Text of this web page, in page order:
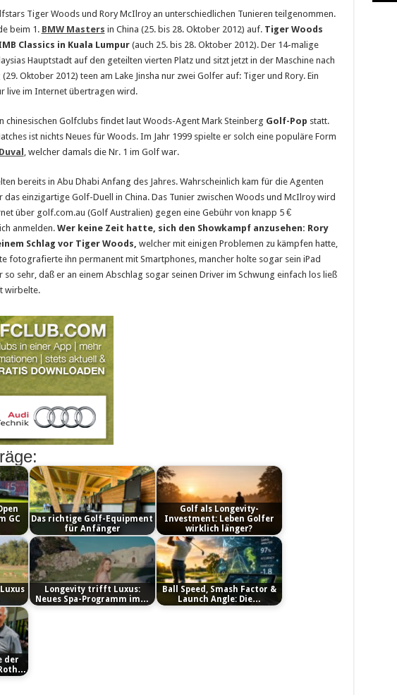
Tiger Woods und Rory McIlroy an unterschiedlichen Tunieren teilgenommen.
beim 1. BMW Masters in China (25. bis 28. Oktober 2012) auf. Tiger Woods
Classics in Kuala Lumpur(auch 25. bis 28. Oktober 2012). Der 14-malige
Hauptstadt auf den geteilten vierten Platz und sitzt jetzt in der Maschine nach
Oktober 2012) teen am Lake Jinsha nur zwei Golfer auf: Tiger und Rory. Ein
live im Internet übertragen wird.
chinesischen Golfclubs findet laut Woods-Agent Mark Steinberg Golf-Pop statt.
ist nichts Neues für Woods. Im Jahr 1999 spielte er solch eine populäre Form
, welcher damals die Nr. 1 im Golf war.
bereits in Abu Dhabi Anfang des Jahres. Wahrscheinlich kam für die Agenten
einzigartige Golf-Duell in China. Das Tunier zwischen Woods und McIlroy wird
über golf.com.au (Golf Australien) gegen eine Gebühr von knapp 5 €
anmelden.Wer keine Zeit hatte, sich den Showkampf anzusehen: Rory
Schlag vor Tiger Woods, welcher mit einigen Problemen zu kämpfen hatte,
fotografierte ihn permanent mit Smartphones, mancher holte sogar sein iPad
so sehr, daß er an einem Abschlag sogar seinen Driver im Schwung einfach los ließ
wirbelte.
GC
Das richtige Golf-Equipment
für Anfänger
Golf als Longevity-
Investment: Leben Golfer
wirklich länger?
Longevity trifft Luxus:
Neues Spa-Programm im…
Ball Speed, Smash Factor &
Launch Angle: Die…
der